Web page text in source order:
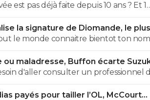
est pas déjà faite depuis 10 ans ? Et 1
peu saugrenu comme hypothèse !
Marcin Bulka ! 😂 ohhh un ancien
la signature de Diomande, le
histoire
le monde connaitre bientot ton nom
!! tu avais été prévenu... tu continue
pas que tu viennes chialer
bouffon et assumer pour une fois
ou maladresse, Buffon écarte
d'aller consulter un professionnel
fachos partout toi gros malade mdr
payés pour tailler l’OL, McCourt